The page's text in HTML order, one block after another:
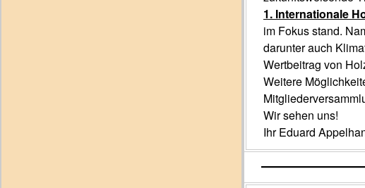
1. Internationale
im Fokus stand.
darunter auch
Wertbeitrag von
Weitere
Wir sehen uns!
Ihr Eduard